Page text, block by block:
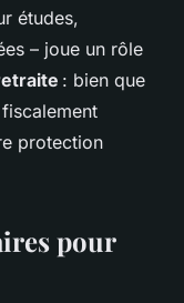
études,
– joue un rôle
: bien que
protection
pour